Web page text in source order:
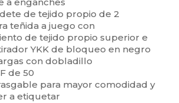
de tejido propio de 2
teñida a juego con
de tejido propio superior e
YKK de bloqueo en negro
con dobladillo
de 50
para mayor comodidad y
a etiquetar